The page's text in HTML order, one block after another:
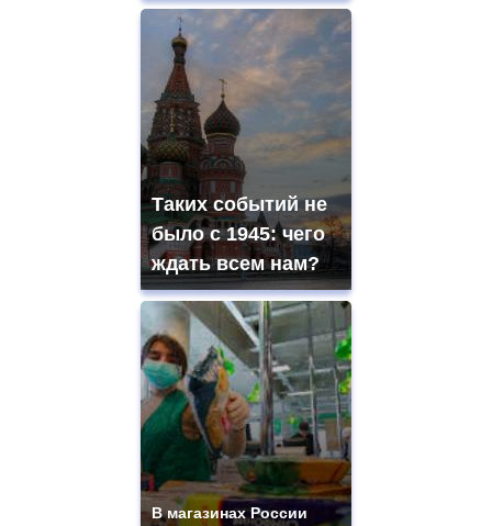
Таких событий не
было с 1945: чего
ждать всем нам?
В магазинах России